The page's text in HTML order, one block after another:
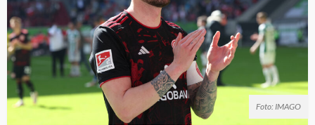
Foto: IMAGO